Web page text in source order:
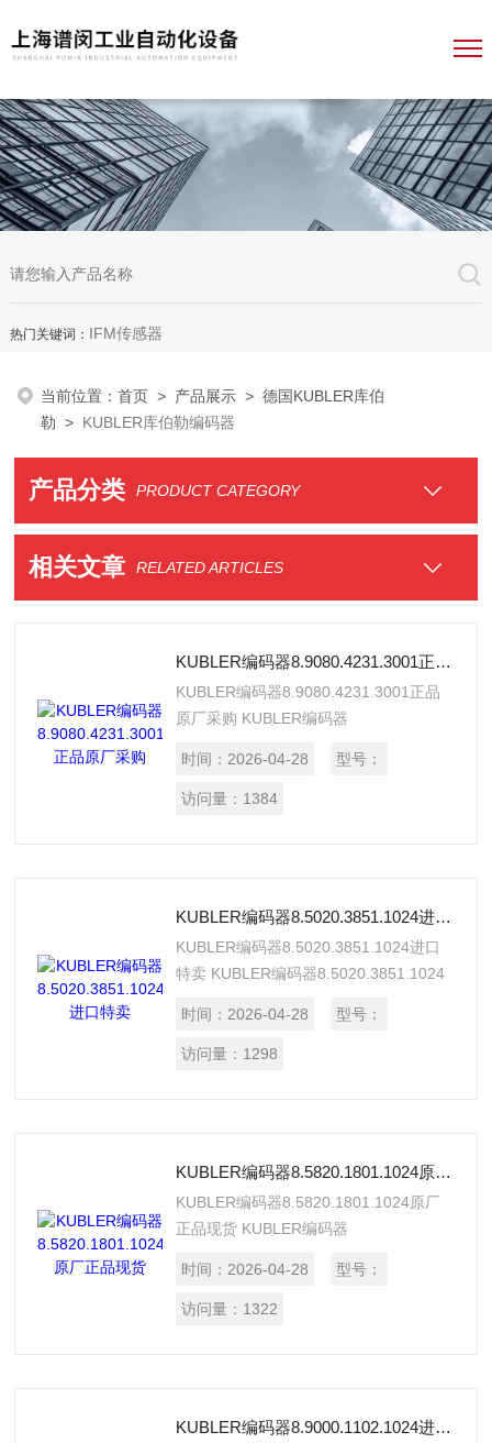
热门关键词： IFM传感器
当前位置：首页 > 产品展示 >德国KUBLER库伯
勒 > KUBLER库伯勒编码器
产品分类 PRODUCT CATEGORY
相关文章 RELATED ARTICLES
KUBLER编码器8.9080.4231.3001正品原厂采购
KUBLER编码器8.9080.4231.3001正品
原厂采购 KUBLER编码器
厂采购，有原厂出库单，价格实惠，质量
高，适用范围广，欢迎采购。
时间： 2026-04-28 型号：
访问量： 1384
KUBLER编码器8.5020.3851.1024进口特卖
KUBLER编码器8.5020.3851.1024进口
特卖 KUBLER编码器8.5020.3851.1024
原厂出库单和检验单，提供报关单。
时间： 2026-04-28 型号：
访问量： 1298
KUBLER编码器8.5820.1801.1024原厂正品现货
KUBLER编码器8.5820.1801.1024原厂
正品现货 KUBLER编码器
销，有原厂出库单，假一罚十，质量高，
价格实惠，欢迎采购。
时间： 2026-04-28 型号：
访问量： 1322
KUBLER编码器8.9000.1102.1024进口现货